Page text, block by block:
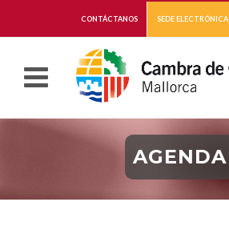
CONTÁCTANOS SEDE ELECTRÓNICA
AGENDA